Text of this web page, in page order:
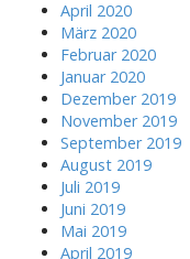
April 2020
März 2020
Februar 2020
Januar 2020
Dezember 2019
November 2019
September 2019
August 2019
Juli 2019
Juni 2019
Mai 2019
April 2019